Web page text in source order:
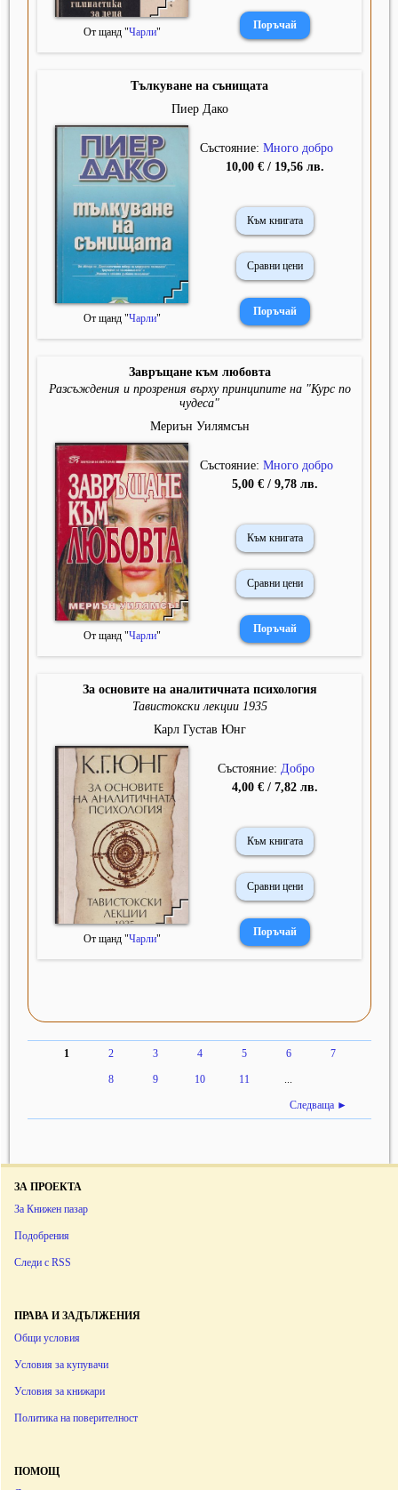
От щанд "Чарли"
Тълкуване на сънищата
Пиер Дако
От щанд "Чарли"
Състояние: Много добро
10,00 € / 19,56 лв.
Към книгата
Сравни цени
Завръщане към любовта
Разсъждения и прозрения върху принципите на "Курс по
чудеса"
Мериън Уилямсън
От щанд "Чарли"
Състояние: Много добро
5,00 € / 9,78 лв.
Към книгата
Сравни цени
За основите на аналитичната психология
Тавистокски лекции 1935
Карл Густав Юнг
От щанд "Чарли"
Състояние: Добро
4,00 € / 7,82 лв.
Към книгата
Сравни цени
1 2 3 4 5 6 7
8 9 10 11 ...
Следваща ►
ЗА ПРОЕКТА
За Книжен пазар
Подобрения
Следи с RSS
ПРАВА И ЗАДЪЛЖЕНИЯ
Общи условия
Условия за купувачи
Условия за книжари
Политика на поверителност
ПОМОЩ